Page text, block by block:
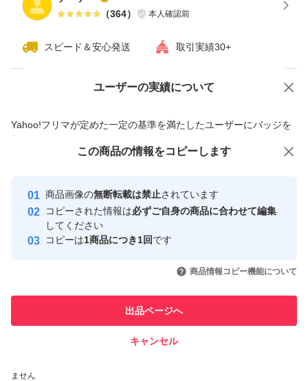
（364） 本人確認前
スピード＆安心発送 取引実績30+
ユーザーの実績について
Yahoo!フリマが定めた一定の基準を満たしたユーザーにバッジを
付与しています
安心取引出品者
心・安全なユーザーです
取引実績
引を完了させた実績があります
での取引実績があります
ません
価格の相談 商品への質問
この商品の情報をコピーします
商品画像の無断転載は禁止されています
コピーされた情報は必ずご自身の商品に合わせて編集
してください
コピーは1商品につき1回です
商品情報コピー機能について
出品ページへ
キャンセル
この商品をみている人にオススメ